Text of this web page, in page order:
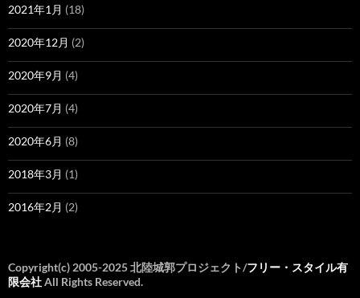
2021年1月 (18)
2020年12月 (2)
2020年9月 (4)
2020年7月 (4)
2020年6月 (8)
2018年3月 (1)
2016年2月 (2)
Copyright(c) 2005-2025 北陸城郭プロジェクト/フリー・スタイル有
限会社All Rights Reserved.